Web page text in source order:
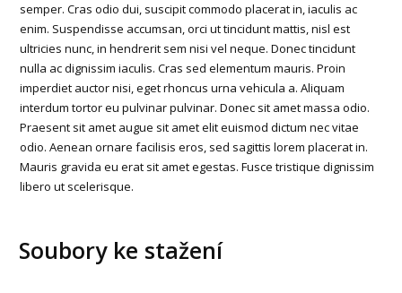
semper. Cras odio dui, suscipit commodo placerat in, iaculis ac
enim. Suspendisse accumsan, orci ut tincidunt mattis, nisl est
ultricies nunc, in hendrerit sem nisi vel neque. Donec tincidunt
nulla ac dignissim iaculis. Cras sed elementum mauris. Proin
imperdiet auctor nisi, eget rhoncus urna vehicula a. Aliquam
interdum tortor eu pulvinar pulvinar. Donec sit amet massa odio.
Praesent sit amet augue sit amet elit euismod dictum nec vitae
odio. Aenean ornare facilisis eros, sed sagittis lorem placerat in.
Mauris gravida eu erat sit amet egestas. Fusce tristique dignissim
libero ut scelerisque.
Soubory ke stažení